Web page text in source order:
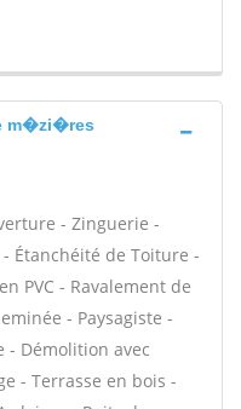
m�zi�res
- Zinguerie -
Étanchéité de Toiture -
PVC - Ravalement de
- Paysagiste -
- Démolition avec
- Terrasse en bois -